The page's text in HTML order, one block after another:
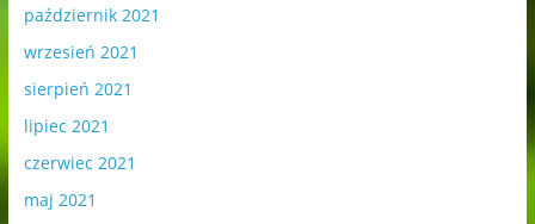
październik 2021
wrzesień 2021
sierpień 2021
lipiec 2021
czerwiec 2021
maj 2021